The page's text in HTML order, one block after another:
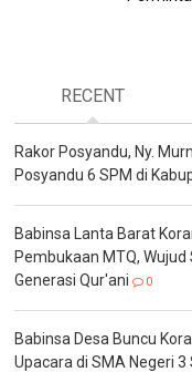
RECENT
Rakor Posyandu, Ny.
Posyandu 6 SPM di
Babinsa Lanta Barat
Pembukaan MTQ,
Generasi Qur'ani
0
Babinsa Desa Buncu
Upacara di SMA Negeri